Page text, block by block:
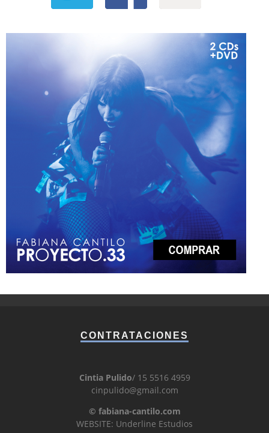
CONTRATACIONES
Cintia Pulido/ 15 5516 4959
cinpulido@gmail.com
© fabiana-cantilo.com
WEBSITE: Underline Estudios